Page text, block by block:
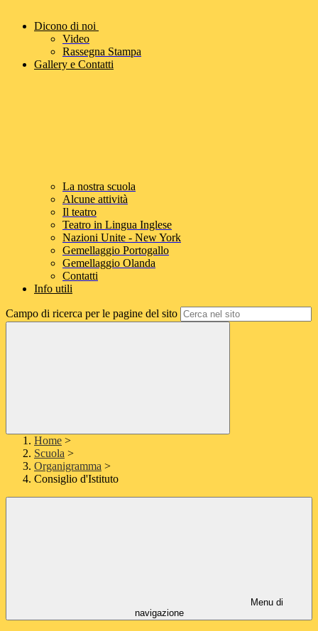
Dicono di noi
Video
Rassegna Stampa
Gallery e Contatti
La nostra scuola
Alcune attività
Il teatro
Teatro in Lingua Inglese
Nazioni Unite - New York
Gemellaggio Portogallo
Gemellaggio Olanda
Contatti
Info utili
Campo di ricerca per le pagine del sito
Home >
Scuola >
Organigramma >
Consiglio d'Istituto
Menu di
navigazione